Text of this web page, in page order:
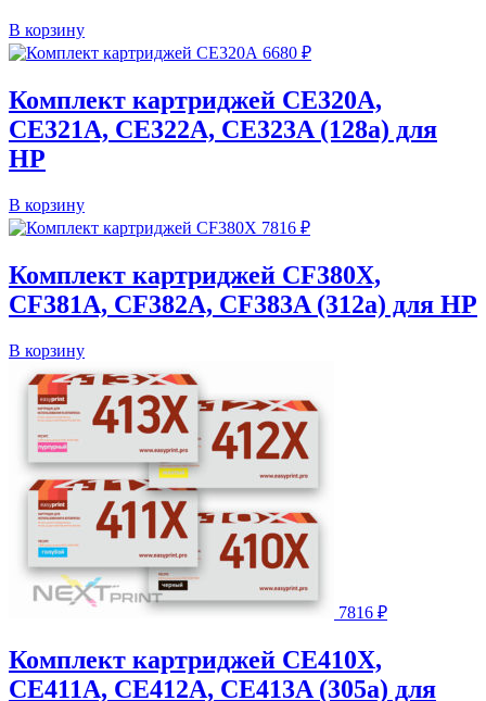
В корзину
6680 ₽
Комплект картриджей CE320A,
CE321A, CE322A, CE323A (128a) для
HP
В корзину
7816 ₽
Комплект картриджей CF380X,
CF381A, CF382A, CF383A (312a) для HP
В корзину
7816 ₽
Комплект картриджей CE410X,
CE411A, CE412A, CE413A (305a) для